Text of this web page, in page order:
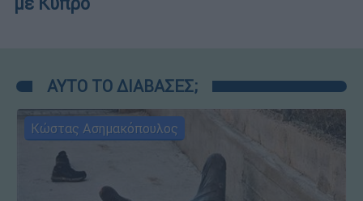
ΑΥΤΟ ΤΟ ΔΙΑΒΑΣΕΣ;
Κώστας Ασημακόπουλος